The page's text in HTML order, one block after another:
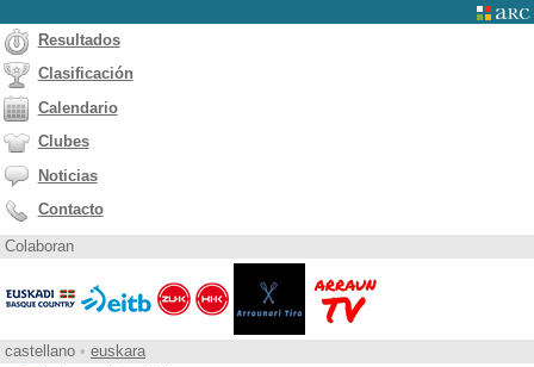
Resultados
Clasificación
Calendario
Clubes
Noticias
Contacto
Colaboran
castellano • euskara